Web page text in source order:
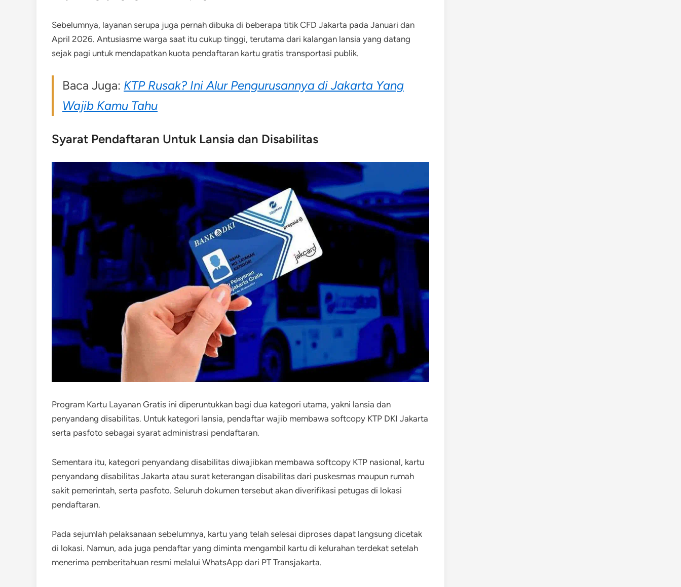
Sebelumnya, layanan serupa juga pernah dibuka di beberapa titik CFD Jakarta pada Januari dan
April 2026. Antusiasme warga saat itu cukup tinggi, terutama dari kalangan lansia yang datang
sejak pagi untuk mendapatkan kuota pendaftaran kartu gratis transportasi publik.
Baca Juga: KTP Rusak? Ini Alur Pengurusannya di Jakarta Yang
Wajib Kamu Tahu
Syarat Pendaftaran Untuk Lansia dan Disabilitas
Program Kartu Layanan Gratis ini diperuntukkan bagi dua kategori utama, yakni lansia dan
penyandang disabilitas. Untuk kategori lansia, pendaftar wajib membawa softcopy KTP DKI Jakarta
serta pasfoto sebagai syarat administrasi pendaftaran.
Sementara itu, kategori penyandang disabilitas diwajibkan membawa softcopy KTP nasional, kartu
penyandang disabilitas Jakarta atau surat keterangan disabilitas dari puskesmas maupun rumah
sakit pemerintah, serta pasfoto. Seluruh dokumen tersebut akan diverifikasi petugas di lokasi
pendaftaran.
Pada sejumlah pelaksanaan sebelumnya, kartu yang telah selesai diproses dapat langsung dicetak
di lokasi. Namun, ada juga pendaftar yang diminta mengambil kartu di kelurahan terdekat setelah
menerima pemberitahuan resmi melalui WhatsApp dari PT Transjakarta.